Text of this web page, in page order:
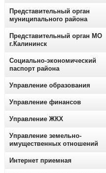
Представительный орган
муниципального района
Представительный орган МО
г.Калининск
Социально-экономический
паспорт района
Управление образования
Управление финансов
Управление ЖКХ
Управление земельно-
имущественных отношений
Интернет приемная